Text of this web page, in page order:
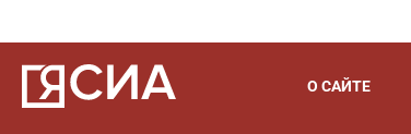
О САЙТЕ